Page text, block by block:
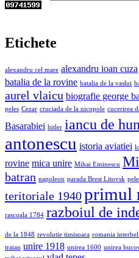
Etichete
alexandru cel mare alexandru ioan cuza
batalia de la rovine batalia de la vaslui
aurel vlaicu biografie george
peles Cezar cruciada de la nicopole cucerirea
Basarabiei hitler iancu de
antonescu istoria aviatiei
rovine mica unire Mihai Eminescu
batran napoleon parada Brest Litovsk
teritoriale 1940primul
rascoala 1784 razboiul de
de la 1848 revolutie timisoara romania
traian unire 1918 unirea 1600 unirea